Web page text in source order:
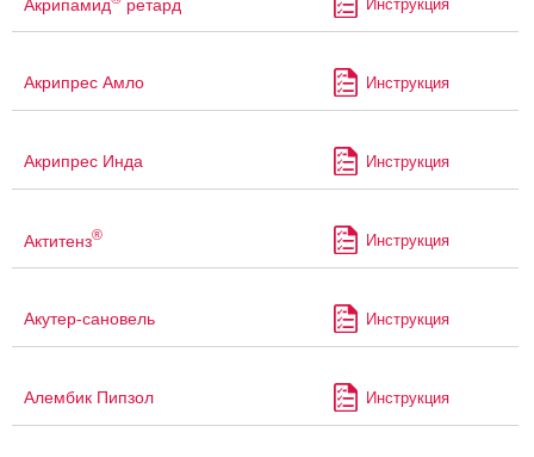
Акрипамид ретард Инструкция
Акрипрес Амло Инструкция
Акрипрес Инда Инструкция
Актитенз® Инструкция
Акутер-сановель Инструкция
Алембик Пипзол Инструкция